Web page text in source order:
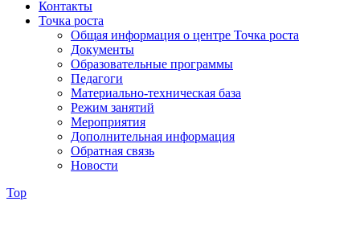
Контакты
Точка роста
Общая информация о центре Точка роста
Документы
Образовательные программы
Педагоги
Материально-техническая база
Режим занятий
Мероприятия
Дополнительная информация
Обратная связь
Новости
Top